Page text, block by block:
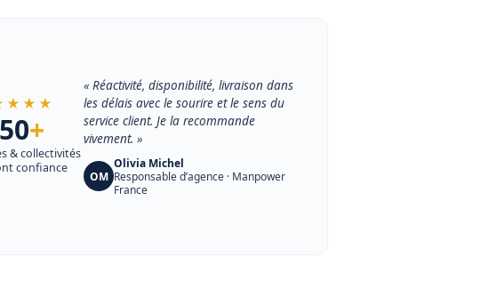
+
& collectivités
confiance
« Réactivité, disponibilité, livraison dans
les délais avec le sourire et le sens du
service client. Je la recommande
vivement. »
OM
Olivia Michel
Responsable d’agence · Manpower
France